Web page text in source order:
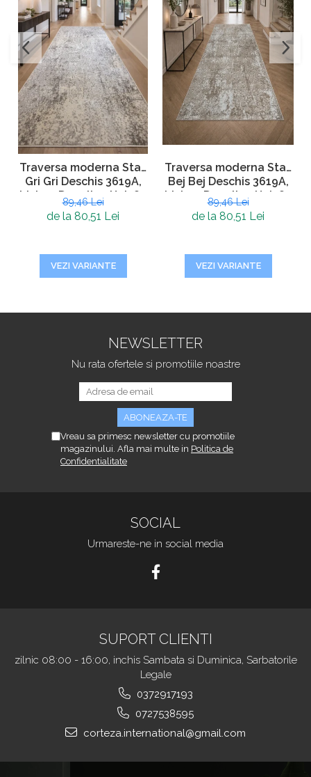
Traversa moderna Star,
Gri Gri Deschis 3619A,
Living, Dormitor, Hol, 80
x 250 cm
89,46 Lei
de la 80,51 Lei
VEZI VARIANTE
Traversa moderna Star,
Bej Bej Deschis 3619A,
Living, Dormitor, Hol, 80
x 250 cm
89,46 Lei
de la 80,51 Lei
VEZI VARIANTE
NEWSLETTER
Nu rata ofertele si promotiile noastre
Vreau sa primesc newsletter cu promotiile
magazinului. Afla mai multe in Politica de
Confidentialitate
SOCIAL
Urmareste-ne in social media
SUPORT CLIENTI
zilnic 08:00 - 16:00, inchis Sambata si Duminica, Sarbatorile
Legale
0372917193
0727538595
corteza.international@gmail.com